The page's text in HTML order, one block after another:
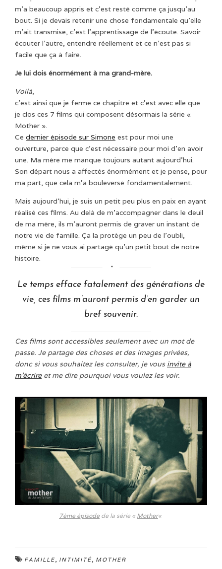
m’a beaucoup appris et c’est resté comme ça jusqu’au
bout. Si je devais retenir une chose fondamentale qu’elle
m’ait transmise, c’est l’apprentissage de l’écoute. Savoir
écouter l’autre, entendre réellement et ce n’est pas si
facile que ça à faire.
Je lui dois énormément à ma grand-mère.
Voilà,
c’est ainsi que je ferme ce chapitre et c’est avec elle que
je clos ces 7 films qui composent désormais la série «
Mother ».
Ce dernier épisode sur Simone est pour moi une
ouverture, parce que c’est nécessaire pour moi d’en avoir
une. Ma mère me manque toujours autant aujourd’hui.
Son départ nous a affectés énormément et je pense, pour
ma part, que cela m’a bouleversé fondamentalement.
Mais aujourd’hui, je suis un petit peu plus en paix en ayant
réalisé ces films. Au delà de m’accompagner dans le deuil
de ma mère, ils m’auront permis de graver un instant de
notre vie de famille. Ça la protège un peu de l’oubli,
même si je ne vous ai partagé qu’un petit bout de notre
histoire.
Le temps efface fatalement des générations de
vie, ces films m’auront permis d’en garder un
bref souvenir.
Ces films sont accessibles seulement avec un mot de
passe. Je partage des choses et des images privées,
donc si vous souhaitez les consulter, je vous invite à
m’écrireet me dire pourquoi vous voulez les voir.
7ème épisode de la série « Mother«
FAMILLE, INTIMITÉ, MOTHER